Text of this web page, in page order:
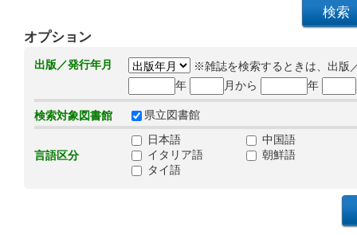
オプション
出版／発行年月
※雑誌を検索するときは、出版
年
月から 年
検索対象図書館 県立図書館
言語区分
日本語
中国語
イタリア語
朝鮮語
タイ語